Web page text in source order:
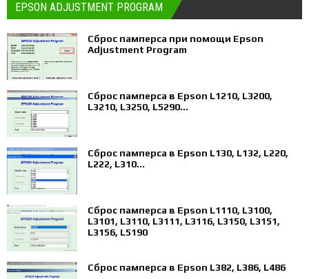
EPSON ADJUSTMENT PROGRAM
Сброс памперса при помощи Epson
Adjustment Program
Сброс памперса в Epson L1210, L3200,
L3210, L3250, L5290...
Сброс памперса в Epson L130, L132, L220,
L222, L310...
Сброс памперса в Epson L1110, L3100,
L3101, L3110, L3111, L3116, L3150, L3151,
L3156, L5190
Сброс памперса в Epson L382, L386, L486